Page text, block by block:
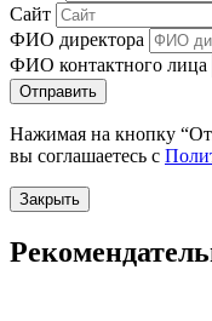
Сайт
ФИО директора
ФИО контактного лица
Отправить
Нажимая на кнопку
вы соглашаетесь с
Закрыть